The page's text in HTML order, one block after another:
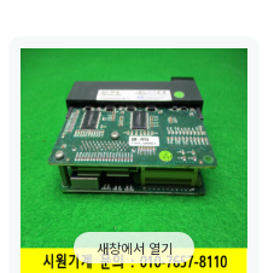
새창에서 열기